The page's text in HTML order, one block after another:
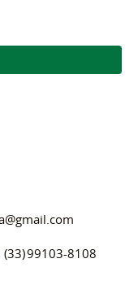
(33)99103-8108